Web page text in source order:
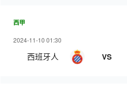
西甲
2024-11-10 01:30
西班牙人 VS